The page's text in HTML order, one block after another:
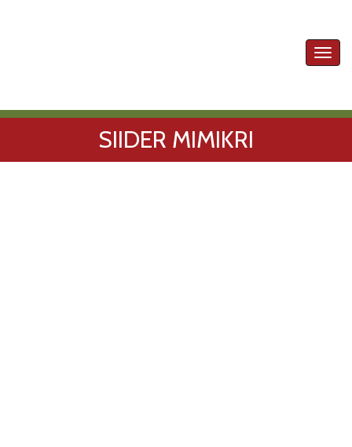
SIIDER MIMIKRI